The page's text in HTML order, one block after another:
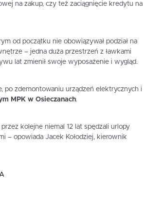
na zakup, czy też zaciągnięcie kredytu na
od początku nie obowiązywał podział na
– jedna duża przestrzeń z ławkami
lat zmienił swoje wyposażenie i wygląd.
po zdemontowaniu urządzeń elektrycznych i
MPK w Osieczanach.
kolejne niemal 12 lat spędzali urlopy
– opowiada Jacek Kołodziej, kierownik